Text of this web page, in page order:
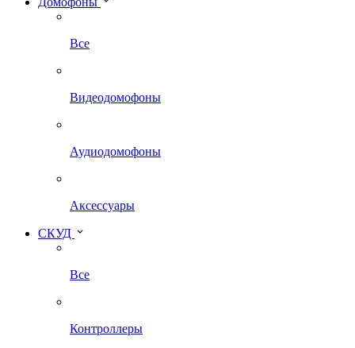
Все
Видеодомофоны
Аудиодомофоны
Аксессуары
СКУД
Все
Контроллеры